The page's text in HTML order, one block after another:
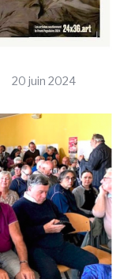
20 juin 2024